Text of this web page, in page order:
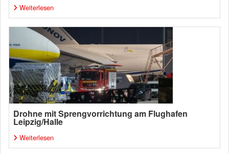
Weiterlesen
Drohne mit Sprengvorrichtung am Flughafen
Leipzig/Halle
Weiterlesen